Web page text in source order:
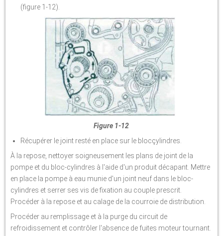
(figure 1-12).
Figure 1-12
Récupérer le joint resté en place sur le blocçylindres.
À la repose, nettoyer soigneusement les plans de joint de la
pompe et du bloc-cylindres à l'aide d'un produit décapant. Mettre
en place la pompe à eau munie d'un joint neuf dans le bloc-
cylindres et serrer ses vis de fixation au couple prescrit.
Procéder à la repose et au calage de la courroie de distribution.
Procéder au remplissage et à la purge du circuit de
refroidissement et contrôler l'absence de fuites moteur tournant.